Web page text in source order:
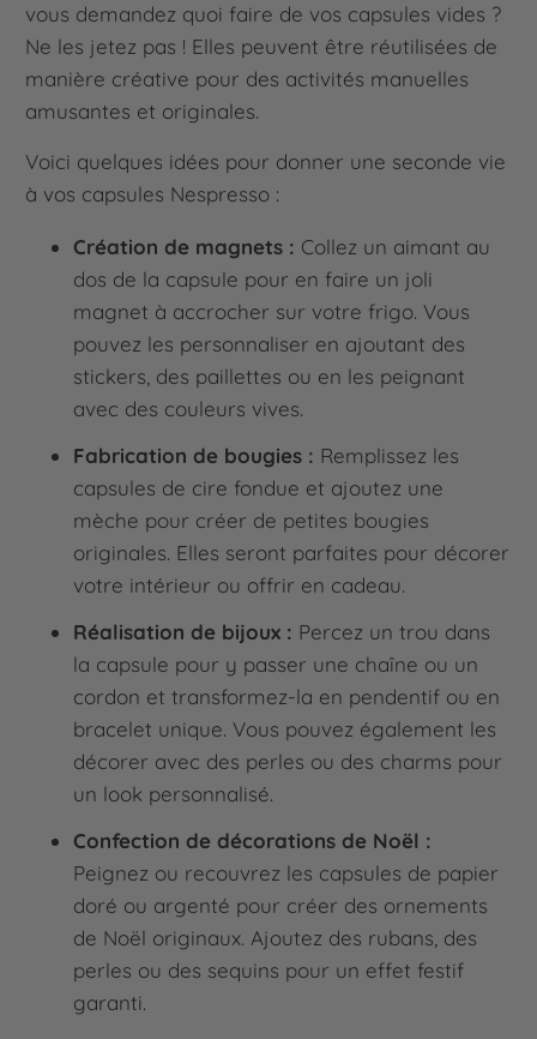
vous demandez quoi faire de vos capsules vides ?
Ne les jetez pas ! Elles peuvent être réutilisées de
manière créative pour des activités manuelles
amusantes et originales.
Voici quelques idées pour donner une seconde vie
à vos capsules Nespresso :
Création de magnets : Collez un aimant au
dos de la capsule pour en faire un joli
magnet à accrocher sur votre frigo. Vous
pouvez les personnaliser en ajoutant des
stickers, des paillettes ou en les peignant
avec des couleurs vives.
Fabrication de bougies : Remplissez les
capsules de cire fondue et ajoutez une
mèche pour créer de petites bougies
originales. Elles seront parfaites pour décorer
votre intérieur ou offrir en cadeau.
Réalisation de bijoux : Percez un trou dans
la capsule pour y passer une chaîne ou un
cordon et transformez-la en pendentif ou en
bracelet unique. Vous pouvez également les
décorer avec des perles ou des charms pour
un look personnalisé.
Confection de décorations de Noël :
Peignez ou recouvrez les capsules de papier
doré ou argenté pour créer des ornements
de Noël originaux. Ajoutez des rubans, des
perles ou des sequins pour un effet festif
garanti.